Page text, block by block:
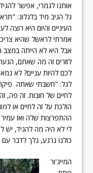
אותנו לגמרי, אפשר
גל הגיב מיד בלגלוג:
העיניים והיום היא
אמרתי לראשל שהיא
אבל היא לא הייתה במצב
לוזרים זה מה שאתם,
לכם להיות עניים? לא
לגל: "חשבתי שאתה פיקח
לחיים של חובות. זה פה,
הולכת על זה לחיים או
ההתפרצות שלה ואז
לי לא היה מה להגיד, יש
כולנו נרגע, נלך לדבר
המייג'ור